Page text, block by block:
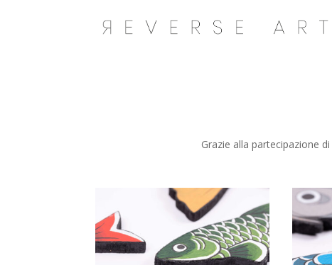
Grazie alla partecipazione di